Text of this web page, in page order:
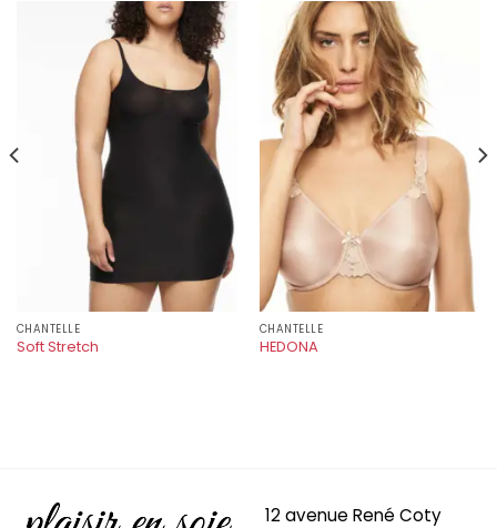
CHANTELLE
Soft Stretch
CHANTELLE
HEDONA
12 avenue René Coty